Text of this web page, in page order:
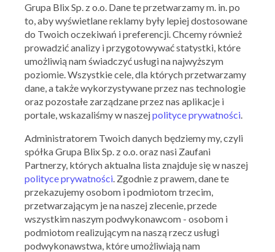
Ważna: 23.07.2026 - 29.07.2026
Grupa Blix Sp. z o.o. Dane te przetwarzamy m. in. po
to, aby wyświetlane reklamy były lepiej dostosowane
do Twoich oczekiwań i preferencji. Chcemy również
prowadzić analizy i przygotowywać statystki, które
umożliwią nam świadczyć usługi na najwyższym
poziomie. Wszystkie cele, dla których przetwarzamy
dane, a także wykorzystywane przez nas technologie
oraz pozostałe zarządzane przez nas aplikacje i
portale, wskazaliśmy w naszejpolityce prywatności
Administratorem Twoich danych będziemy my, czyli
spółka Grupa Blix Sp. z o.o. oraz nasi Zaufani
Partnerzy, których aktualna lista znajduje się w naszej
polityce prywatności . Zgodnie z prawem, dane te
przekazujemy osobom i podmiotom trzecim,
przetwarzającym je na naszej zlecenie, przede
wszystkim naszym podwykonawcom - osobom i
podmiotom realizującym na naszą rzecz usługi
podwykonawstwa, które umożliwiają nam